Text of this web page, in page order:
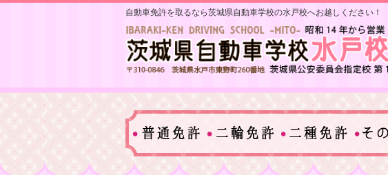
自動車免許を取るなら茨城県自動車学校の水戸校へお越しください！